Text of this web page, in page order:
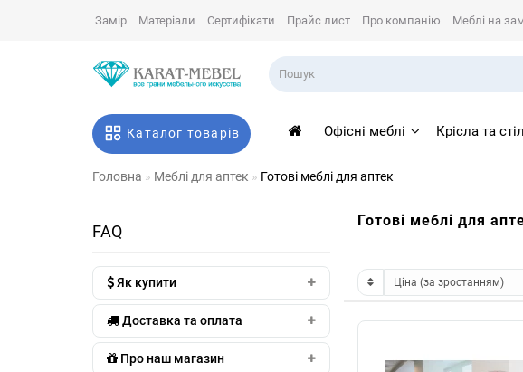
Замір Матеріали Сертифікати Прайс лист Про компанію Меблі на
Каталог товарів Офісні меблі Крісла та
Головна Меблі для аптек Готові меблі для аптек
FAQ
Як купити
Доставка та оплата
Про наш магазин
Готові меблі для